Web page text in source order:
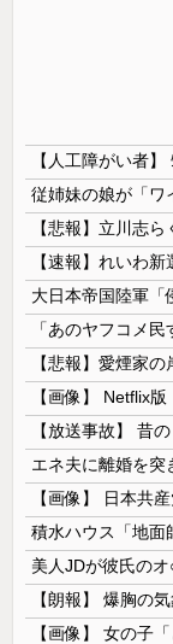
【悲報】立川志
【速報】れいわ
【画像】 日本共
【朗報】 爆胸の
【画像】 女の子